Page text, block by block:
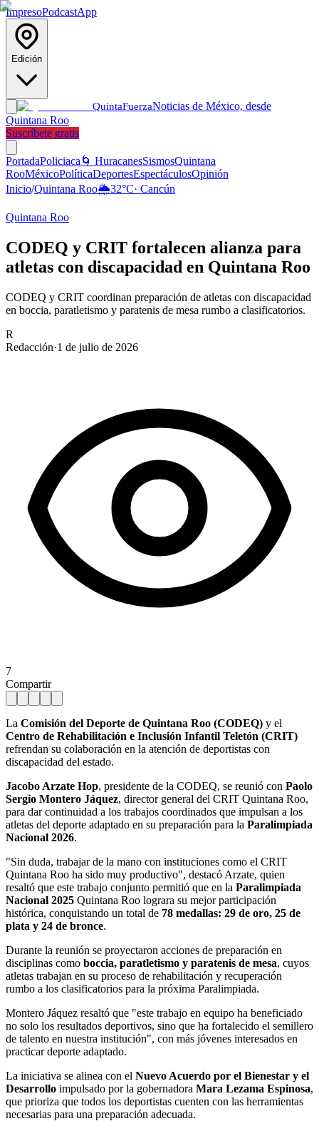
ImpresoPodcastApp
Edición
QuintaFuerzaNoticias de México, desde
Quintana Roo
Suscríbete gratis
PortadaPoliciaca 🌀 HuracanesSismosQuintana
RooMéxicoPolíticaDeportesEspectáculosOpinión
Inicio/Quintana Roo🌦️32°C· Cancún
Quintana Roo
CODEQ y CRIT fortalecen alianza para
atletas con discapacidad en Quintana Roo
CODEQ y CRIT coordinan preparación de atletas con discapacidad
en boccia, paratletismo y paratenis de mesa rumbo a clasificatorios.
R
Redacción·1 de julio de 2026
7
Compartir
La Comisión del Deporte de Quintana Roo (CODEQ) y el
Centro de Rehabilitación e Inclusión Infantil Teletón (CRIT)
refrendan su colaboración en la atención de deportistas con
discapacidad del estado.
Jacobo Arzate Hop, presidente de la CODEQ, se reunió con Paolo
Sergio Montero Jáquez, director general del CRIT Quintana Roo,
para dar continuidad a los trabajos coordinados que impulsan a los
atletas del deporte adaptado en su preparación para la Paralimpiada
Nacional 2026.
"Sin duda, trabajar de la mano con instituciones como el CRIT
Quintana Roo ha sido muy productivo", destacó Arzate, quien
resaltó que este trabajo conjunto permitió que en la Paralimpiada
Nacional 2025 Quintana Roo lograra su mejor participación
histórica, conquistando un total de 78 medallas: 29 de oro, 25 de
plata y 24 de bronce.
Durante la reunión se proyectaron acciones de preparación en
disciplinas como boccia, paratletismo y paratenis de mesa, cuyos
atletas trabajan en su proceso de rehabilitación y recuperación
rumbo a los clasificatorios para la próxima Paralimpiada.
Montero Jáquez resaltó que "este trabajo en equipo ha beneficiado
no solo los resultados deportivos, sino que ha fortalecido el semillero
de talento en nuestra institución", con más jóvenes interesados en
practicar deporte adaptado.
La iniciativa se alinea con el Nuevo Acuerdo por el Bienestar y el
Desarrollo impulsado por la gobernadora Mara Lezama Espinosa,
que prioriza que todos los deportistas cuenten con las herramientas
necesarias para una preparación adecuada.